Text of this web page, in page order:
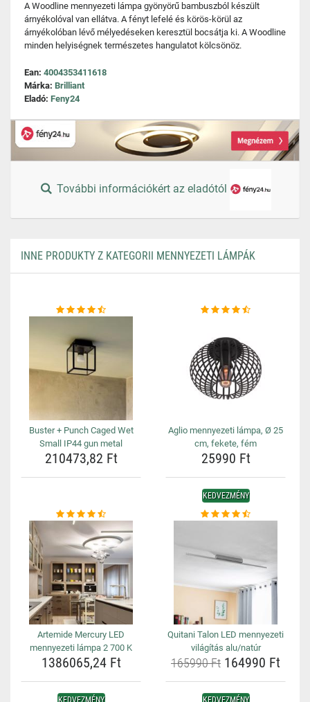
A Woodline mennyezeti lámpa gyönyörű bambuszból készült
árnyékolóval van ellátva. A fényt lefelé és körös-körül az
árnyékolóban lévő mélyedéseken keresztül bocsátja ki. A Woodline
minden helyiségnek természetes hangulatot kölcsönöz.
Ean: 4004353411618
Márka: Brilliant
Eladó: Feny24
További információkért az eladótól
INNE PRODUKTY Z KATEGORII MENNYEZETI LÁMPÁK
Buster + Punch Caged Wet
Small IP44 gun metal
210473,82 Ft
Aglio mennyezeti lámpa, Ø 25
cm, fekete, fém
25990 Ft
Artemide Mercury LED
mennyezeti lámpa 2 700 K
1386065,24 Ft
KEDVEZMÉNY
Quitani Talon LED mennyezeti
világítás alu/natúr
165990 Ft 164990 Ft
KEDVEZMÉNY KEDVEZMÉNY